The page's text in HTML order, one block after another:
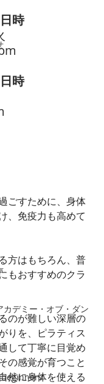
デミー・オブ・ダン
時
時
ごすために、身体
、免疫力も高めて
方はもちろん、普
もおすすめのクラ
のが難しい深層の
りを、ピラティス
して丁寧に目覚め
の感覚が育つこと
然に身体を使える